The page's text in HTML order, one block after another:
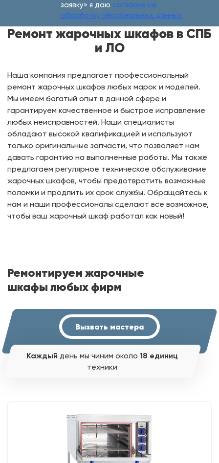
заявку» я даю согласие на
обработку персональных данных
Ремонт жарочных шкафов в СПБ
и ЛО
Наша компания предлагает профессиональный
ремонт жарочных шкафов любых марок и моделей.
Мы имеем богатый опыт в данной сфере и
гарантируем качественное и быстрое исправление
любых неисправностей. Наши специалисты
обладают высокой квалификацией и используют
только оригинальные запчасти, что позволяет нам
давать гарантию на выполненные работы. Мы также
предлагаем регулярное техническое обслуживание
жарочных шкафов, чтобы предотвратить возможные
поломки и продлить их срок службы. Обращайтесь к
нам и наши профессионалы сделают все возможное,
чтобы ваш жарочный шкаф работал как новый!
Ремонтируем жарочные
шкафы любых фирм
Вызвать мастера
Каждый день мы чиним около 18 единиц
техники